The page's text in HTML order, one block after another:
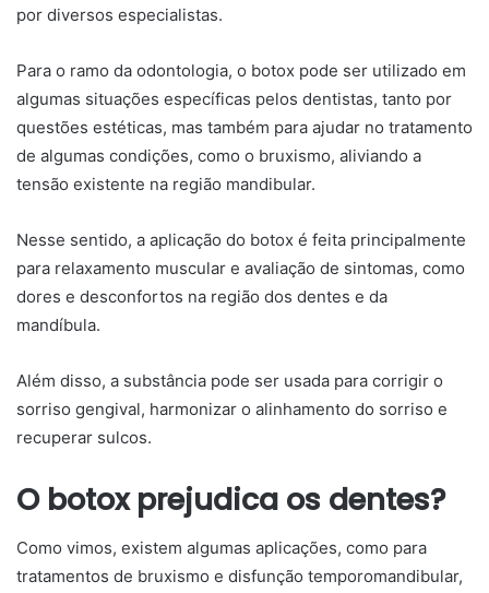
por diversos especialistas.
Para o ramo da odontologia, o botox pode ser utilizado em
algumas situações específicas pelos dentistas, tanto por
questões estéticas, mas também para ajudar no tratamento
de algumas condições, como o bruxismo, aliviando a
tensão existente na região mandibular.
Nesse sentido, a aplicação do botox é feita principalmente
para relaxamento muscular e avaliação de sintomas, como
dores e desconfortos na região dos dentes e da
mandíbula.
Além disso, a substância pode ser usada para corrigir o
sorriso gengival, harmonizar o alinhamento do sorriso e
recuperar sulcos.
O botox prejudica os dentes?
Como vimos, existem algumas aplicações, como para
tratamentos de bruxismo e disfunção temporomandibular,